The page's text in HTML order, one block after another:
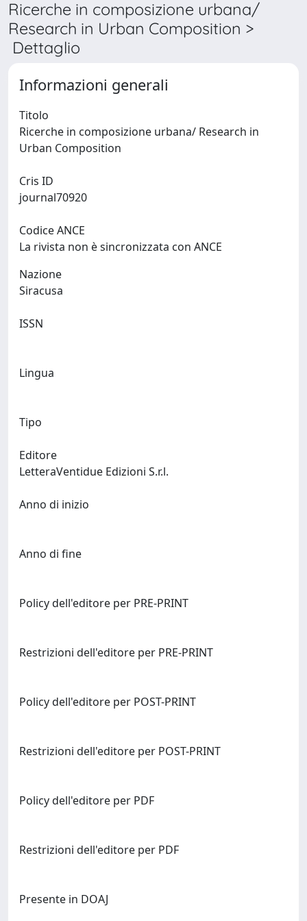
Ricerche in composizione urbana/
Research in Urban Composition >
Dettaglio
Informazioni generali
Titolo
Ricerche in composizione urbana/ Research in
Cris ID
Codice ANCE
La rivista non è sincronizzata con ANCE
Nazione
ISSN
Lingua
Tipo
Editore
Anno di inizio
Anno di fine
Policy dell'editore per PRE-PRINT
Restrizioni dell'editore per PRE-PRINT
Policy dell'editore per POST-PRINT
Restrizioni dell'editore per POST-PRINT
Policy dell'editore per PDF
Restrizioni dell'editore per PDF
Presente in DOAJ